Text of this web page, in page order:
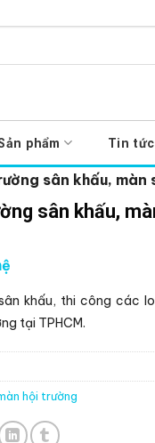
phẩm Tin tức
sân khấu, màn
sân khấu,
khấu, thi công các
tại TPHCM.
hội trường